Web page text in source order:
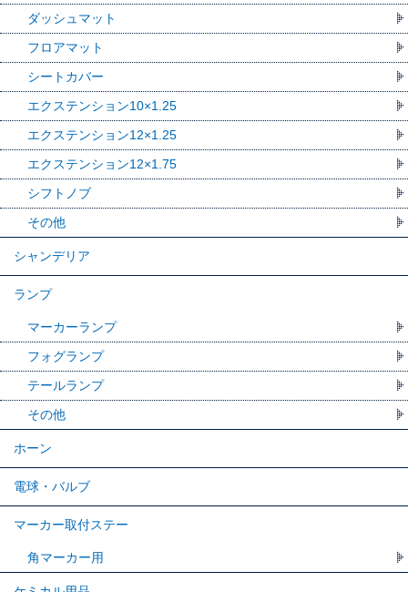
ダッシュマット
フロアマット
シートカバー
エクステンション10×1.25
エクステンション12×1.25
エクステンション12×1.75
シフトノブ
その他
シャンデリア
ランプ
マーカーランプ
フォグランプ
テールランプ
その他
ホーン
電球・バルブ
マーカー取付ステー
角マーカー用